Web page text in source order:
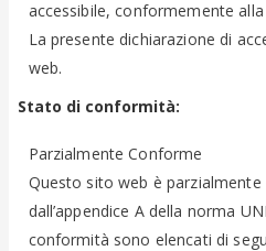
accessibile, conformemente
La presente dichiarazione di
web.
Stato di conformità:
Parzialmente Conforme
Questo sito web è
dall’appendice A della norma
conformità sono elencati di